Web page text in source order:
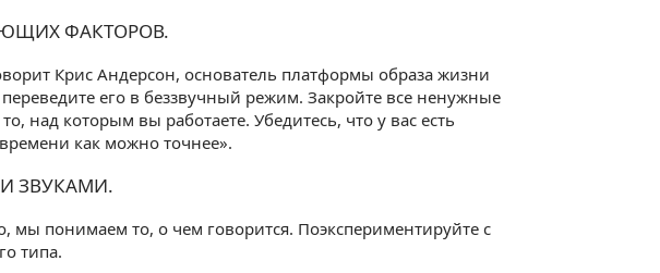
ФАКТОРОВ.
Крис Андерсон, основатель платформы образа жизни
его в беззвучный режим. Закройте все ненужные
над которым вы работаете. Убедитесь, что у вас есть
как можно точнее».
ЗВУКАМИ.
мы понимаем то, о чем говорится. Поэкспериментируйте с
типа.